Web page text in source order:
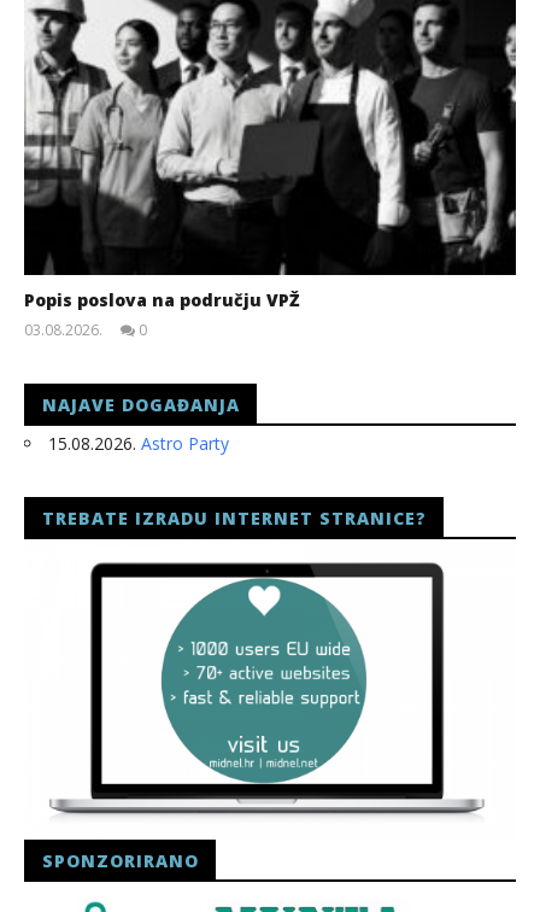
Popis poslova na području VPŽ
03.08.2026.
0
NAJAVE DOGAĐANJA
15.08.2026. Astro Party
TREBATE IZRADU INTERNET STRANICE?
SPONZORIRANO